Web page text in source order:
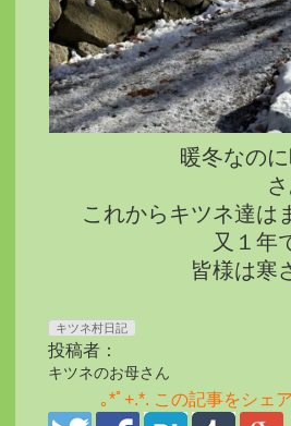
暖冬なの
これからキツネ達は
又１年
皆様は寒
キツネ村日記
投稿者：
キツネのお母さん
｡*ﾟ+.*. この記事をシェア